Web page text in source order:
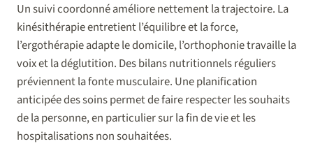
Un suivi coordonné améliore nettement la trajectoire. La
kinésithérapie entretient l’équilibre et la force,
l’ergothérapie adapte le domicile, l’orthophonie travaille la
voix et la déglutition. Des bilans nutritionnels réguliers
préviennent la fonte musculaire. Une planification
anticipée des soins permet de faire respecter les souhaits
de la personne, en particulier sur la fin de vie et les
hospitalisations non souhaitées.